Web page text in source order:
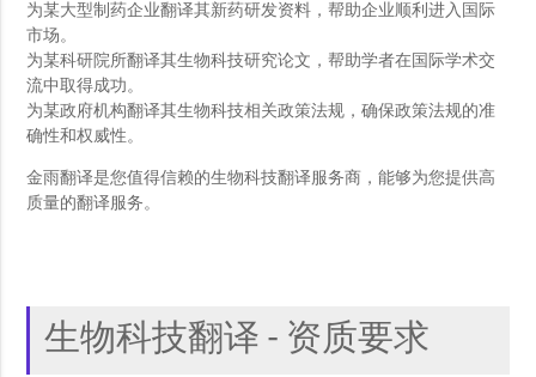
为某大型制药企业翻译其新药研发资料，帮助企业顺利进入国际
市场。
为某科研院所翻译其生物科技研究论文，帮助学者在国际学术交
流中取得成功。
为某政府机构翻译其生物科技相关政策法规，确保政策法规的准
确性和权威性。
金雨翻译是您值得信赖的生物科技翻译服务商，能够为您提供高
质量的翻译服务。
生物科技翻译 - 资质要求